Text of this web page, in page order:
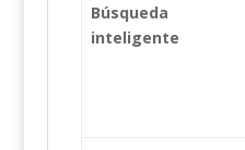
Búsqueda
inteligente